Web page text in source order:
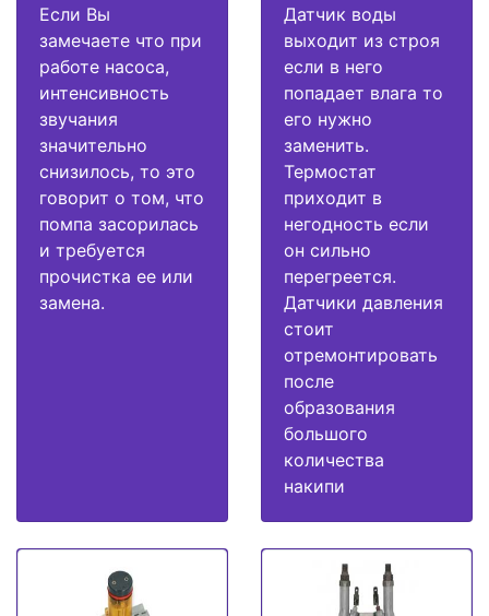
Если Вы
замечаете что при
работе насоса,
интенсивность
звучания
значительно
снизилось, то это
говорит о том, что
помпа засорилась
и требуется
прочистка ее или
замена.
Датчик воды
выходит из строя
если в него
попадает влага то
его нужно
заменить.
Термостат
приходит в
негодность если
он сильно
перегреется.
Датчики давления
стоит
отремонтировать
после
образования
большого
количества
накипи